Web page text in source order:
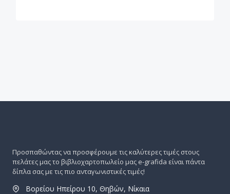
Προσπαθώντας να προσφέρουμε τις καλύτερες τιμές στους
πελάτες μας το βιβλιοχαρτοπωλείο μας e-grafida είναι πάντα
δίπλα σας με τις πιο ανταγωνιστικές τιμές!
Βορείου Ηπείρου 10, Θηβών, Νίκαια